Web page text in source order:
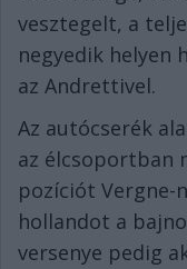
vesztegelt, a
negyedik helyen
az Andrettivel.
Az autócserék
az élcsoportban
pozíciót Vergne-
hollandot a
versenye pedig